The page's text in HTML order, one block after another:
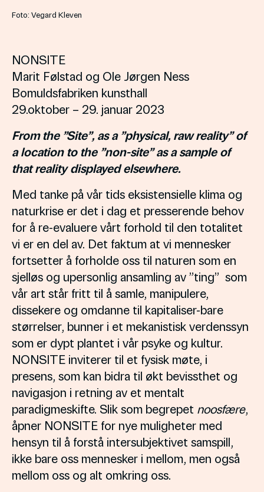
Foto: Vegard Kleven
NONSITE
Marit Følstad og Ole Jørgen Ness
Bomuldsfabriken kunsthall
29.oktober – 29. januar 2023
From the ”Site”, as a ”physical, raw reality” of
a location to the ”non-site” as a sample of
that reality displayed elsewhere.
Med tanke på vår tids eksistensielle klima og
naturkrise er det i dag et presserende behov
for å re-evaluere vårt forhold til den totalitet
vi er en del av. Det faktum at vi mennesker
fortsetter å forholde oss til naturen som en
sjelløs og upersonlig ansamling av ”ting” som
vår art står fritt til å samle, manipulere,
dissekere og omdanne til kapitaliser-bare
størrelser, bunner i et mekanistisk verdenssyn
som er dypt plantet i vår psyke og kultur.
NONSITE inviterer til et fysisk møte, i
presens, som kan bidra til økt bevissthet og
navigasjon i retning av et mentalt
paradigmeskifte. Slik som begrepet noosfære,
åpner NONSITE for nye muligheter med
hensyn til å forstå intersubjektivet samspill,
ikke bare oss mennesker i mellom, men også
mellom oss og alt omkring oss.